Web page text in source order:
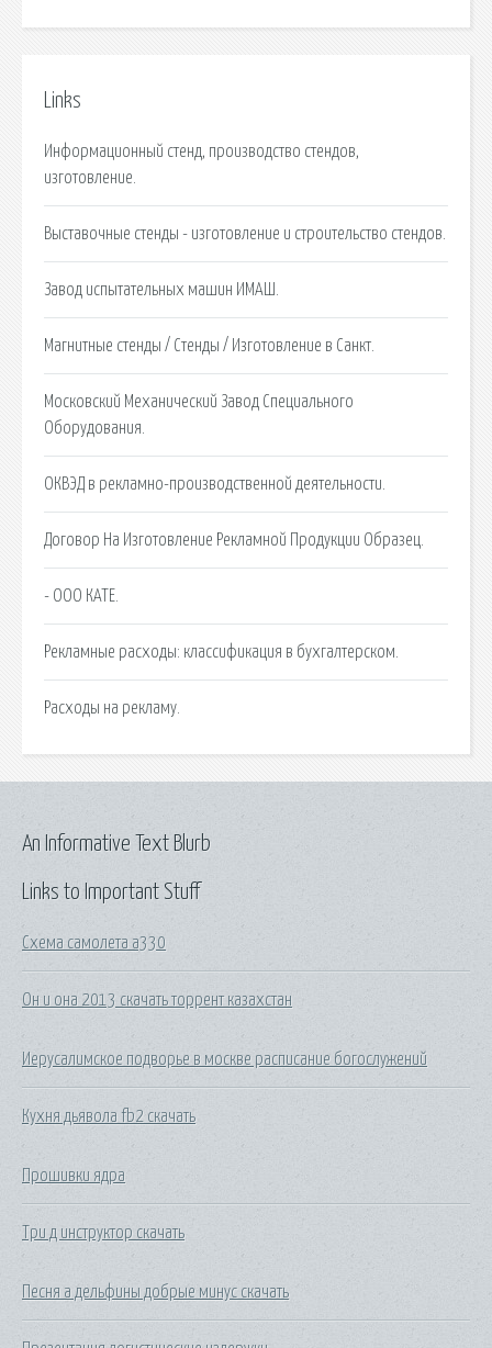
Links
Информационный стенд, производство стендов,
изготовление.
Выставочные стенды - изготовление и строительство стендов.
Завод испытательных машин ИМАШ.
Магнитные стенды / Стенды / Изготовление в Санкт.
Московский Механический Завод Специального
Оборудования.
ОКВЭД в рекламно-производственной деятельности.
Договор На Изготовление Рекламной Продукции Образец.
- ООО КАТЕ.
Рекламные расходы: классификация в бухгалтерском.
Расходы на рекламу.
Links to Important Stuff
Схема самолета a330
Он и она 2013 скачать торрент казахстан
Иерусалимское подворье в москве расписание богослужений
Кухня дьявола fb2 скачать
Прошивки ядра
Три д инструктор скачать
Песня а дельфины добрые минус скачать
An Informative Text Blurb